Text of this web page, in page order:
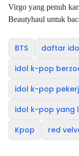
Virgo yang penuh
Beautyhaul untuk
BTS daftar
idol k-pop
idol k-pop
idol k-pop yang
Kpop
red